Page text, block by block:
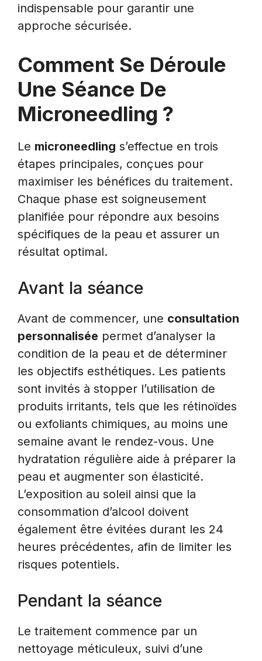
indispensable pour garantir une
approche sécurisée.
Comment Se Déroule
Une Séance De
Microneedling ?
Le microneedling s’effectue en trois
étapes principales, conçues pour
maximiser les bénéfices du traitement.
Chaque phase est soigneusement
planifiée pour répondre aux besoins
spécifiques de la peau et assurer un
résultat optimal.
Avant la séance
Avant de commencer, une consultation
personnalisée permet d’analyser la
condition de la peau et de déterminer
les objectifs esthétiques. Les patients
sont invités à stopper l’utilisation de
produits irritants, tels que les rétinoïdes
ou exfoliants chimiques, au moins une
semaine avant le rendez-vous. Une
hydratation régulière aide à préparer la
peau et augmenter son élasticité.
L’exposition au soleil ainsi que la
consommation d’alcool doivent
également être évitées durant les 24
heures précédentes, afin de limiter les
risques potentiels.
Pendant la séance
Le traitement commence par un
nettoyage méticuleux, suivi d’une